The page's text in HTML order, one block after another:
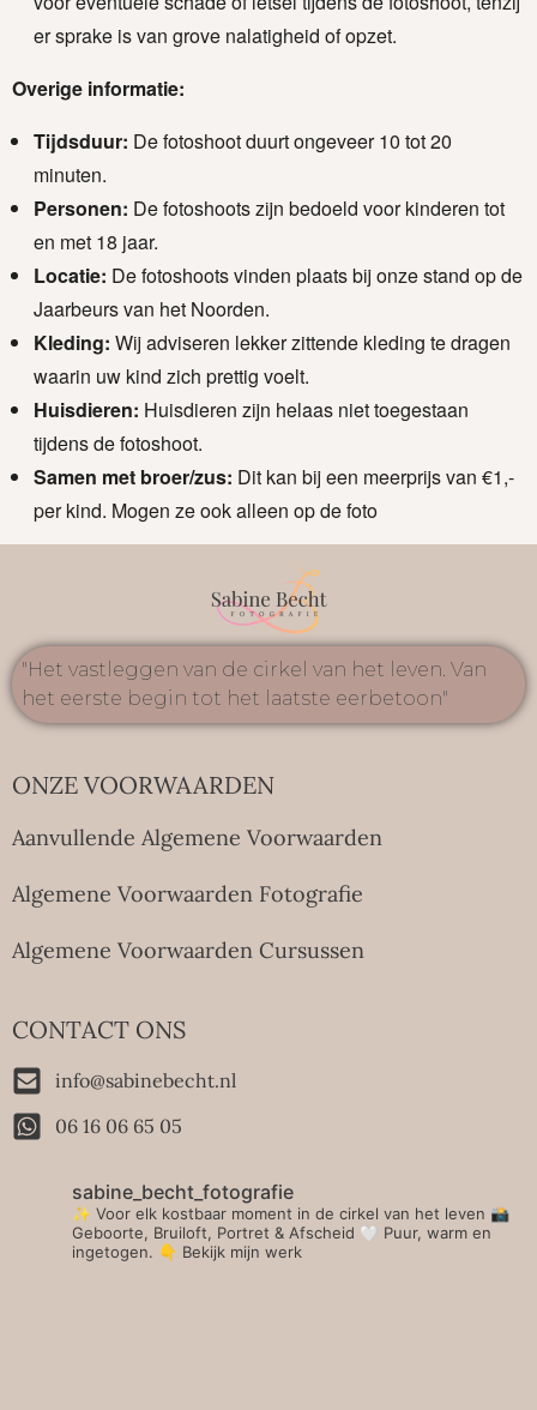
er sprake is van grove nalatigheid of opzet.
Overige informatie:
Tijdsduur: De fotoshoot duurt ongeveer 10 tot 20
minuten.
Personen: De fotoshoots zijn bedoeld voor kinderen tot
en met 18 jaar.
Locatie: De fotoshoots vinden plaats bij onze stand op de
Jaarbeurs van het Noorden.
Kleding: Wij adviseren lekker zittende kleding te dragen
waarin uw kind zich prettig voelt.
Huisdieren: Huisdieren zijn helaas niet toegestaan
tijdens de fotoshoot.
Samen met broer/zus: Dit kan bij een meerprijs van €1,-
per kind. Mogen ze ook alleen op de foto
"Het vastleggen van de cirkel van het leven. Van
het eerste begin tot het laatste eerbetoon"
ONZE VOORWAARDEN
Aanvullende Algemene Voorwaarden
Algemene Voorwaarden Fotografie
Algemene Voorwaarden Cursussen
CONTACT ONS
info@sabinebecht.nl
06 16 06 65 05
sabine_becht_fotografie
✨ Voor elk kostbaar moment in de cirkel van het leven 📸
Geboorte, Bruiloft, Portret & Afscheid 🤍 Puur, warm en
ingetogen. 👇 Bekijk mijn werk